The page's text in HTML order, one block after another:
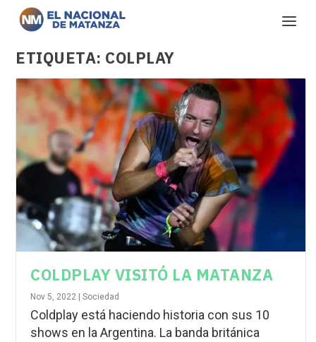
ETIQUETA: COLPLAY
COLDPLAY VISITÓ LA MATANZA
Nov 5, 2022 |Sociedad
Coldplay está haciendo historia con sus 10
shows en la Argentina. La banda británica